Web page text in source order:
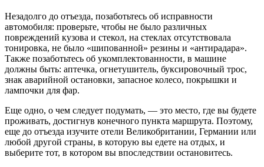
Незадолго до отъезда, позаботьтесь об исправности
автомобиля: проверьте, чтобы не было различных
повреждений кузова и стекол, на стеклах отсутствовала
тонировка, не было «шипованной» резины и «антирадара».
Также позаботьтесь об укомплектованности, в машине
должны быть: аптечка, огнетушитель, буксировочный трос,
знак аварийной остановки, запасное колесо, покрышки и
лампочки для фар.
Еще одно, о чем следует подумать, — это место, где вы будете
проживать, достигнув конечного пункта маршрута. Поэтому,
еще до отъезда изучите отели Великобритании, Германии или
любой другой страны, в которую вы едете на отдых, и
выберите тот, в котором вы впоследствии остановитесь.